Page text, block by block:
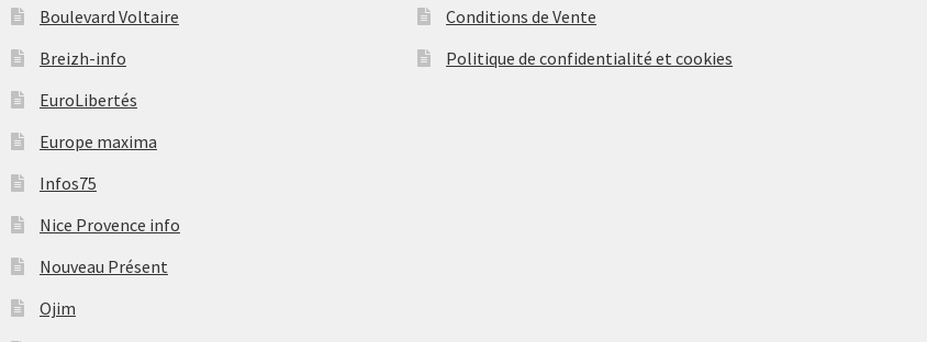
Boulevard Voltaire
Breizh-info
EuroLibertés
Europe maxima
Infos75
Nice Provence info
Nouveau Présent
Ojim
Conditions de Vente
Politique de confidentialité et cookies